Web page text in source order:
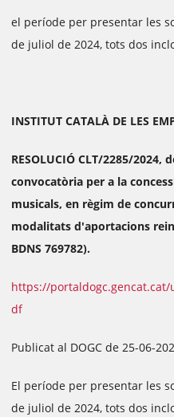
el període per presentar les
de juliol de 2024, tots dos
INSTITUT CATALÀ DE LES
RESOLUCIÓ CLT/2285/2024,
convocatòria per a la
musicals, en règim de
modalitats d'aportacions
BDNS 769782).
https://portaldogc.gencat.cat/
df
Publicat al DOGC de 25-06-
El període per presentar les
de juliol de 2024, tots dos